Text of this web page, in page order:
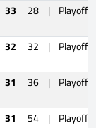
33 28 | Playoffs
32 32 | Playoffs
31 36 | Playoffs
31 54 | Playoffs